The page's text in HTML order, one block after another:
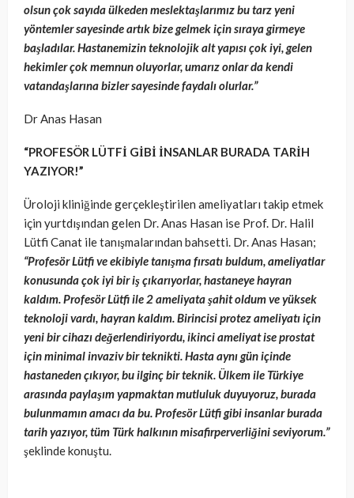
olsun çok sayıda ülkeden meslektaşlarımız bu tarz yeni
yöntemler sayesinde artık bize gelmek için sıraya girmeye
başladılar. Hastanemizin teknolojik alt yapısı çok iyi, gelen
hekimler çok memnun oluyorlar, umarız onlar da kendi
vatandaşlarına bizler sayesinde faydalı olurlar.”
Dr Anas Hasan
“PROFESÖR LÜTFİ GİBİ İNSANLAR BURADA TARİH
YAZIYOR!”
Üroloji kliniğinde gerçekleştirilen ameliyatları takip etmek
için yurtdışından gelen Dr. Anas Hasan ise Prof. Dr. Halil
Lütfi Canat ile tanışmalarından bahsetti. Dr. Anas Hasan;
“Profesör Lütfi ve ekibiyle tanışma fırsatı buldum, ameliyatlar
konusunda çok iyi bir iş çıkarıyorlar, hastaneye hayran
kaldım. Profesör Lütfi ile 2 ameliyata şahit oldum ve yüksek
teknoloji vardı, hayran kaldım. Birincisi protez ameliyatı için
yeni bir cihazı değerlendiriyordu, ikinci ameliyat ise prostat
için minimal invaziv bir teknikti. Hasta aynı gün içinde
hastaneden çıkıyor, bu ilginç bir teknik. Ülkem ile Türkiye
arasında paylaşım yapmaktan mutluluk duyuyoruz, burada
bulunmamın amacı da bu. Profesör Lütfi gibi insanlar burada
tarih yazıyor, tüm Türk halkının misafirperverliğini seviyorum.”
şeklinde konuştu.